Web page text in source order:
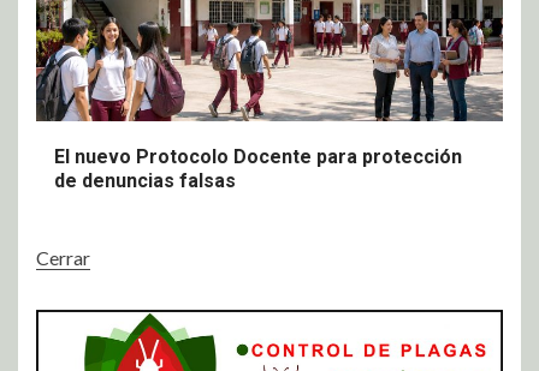
El nuevo Protocolo Docente para protección
de denuncias falsas
Cerrar